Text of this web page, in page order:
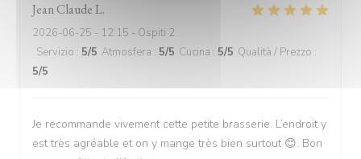
Jean ClaudeL
2026-06-25 - 12:15 - Ospiti 2
Servizio : 5/5 Atmosfera : 5/5 Cucina : 5/5 Qualità / Prezzo :
5/5
Je recommande vivement cette petite brasserie. L’endroit y
est très agréable et on y mange très bien surtout 😊. Bon